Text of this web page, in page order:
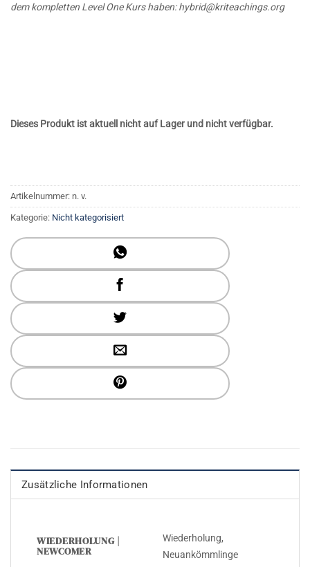
dem kompletten Level One Kurs haben:hybrid@kriteachings.org
Dieses Produkt ist aktuell nicht auf Lager und nicht verfügbar.
Artikelnummer: n. v.
Kategorie: Nicht kategorisiert
Zusätzliche Informationen
WIEDERHOLUNG |
NEWCOMER
Wiederholung,
Neuankömmlinge